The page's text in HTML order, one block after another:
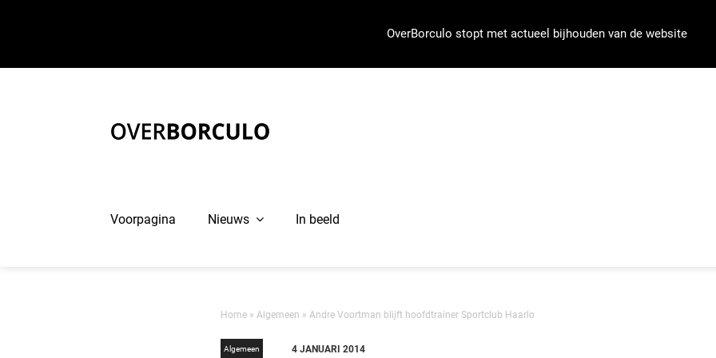
OverBorculo stopt met actueel bijhouden van de website
Voorpagina Nieuws In beeld
Home »Algemeen »Andre Voortman blijft hoofdtrainer Sportclub Haarlo
Algemeen 4 JANUARI 2014